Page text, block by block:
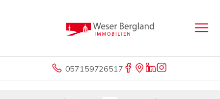
057159726517